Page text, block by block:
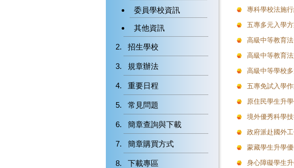
委員學校資訊
其他資訊
招生學校
規章辦法
重要日程
常見問題
簡章查詢與下載
簡章購買方式
下載專區
專科學校法施行
五專多元入學
高級中等教育法
高級中等教育
高級中等學校
五專免試入學
原住民學生升
境外優秀科學
政府派赴國外
蒙藏學生升學
身心障礙學生